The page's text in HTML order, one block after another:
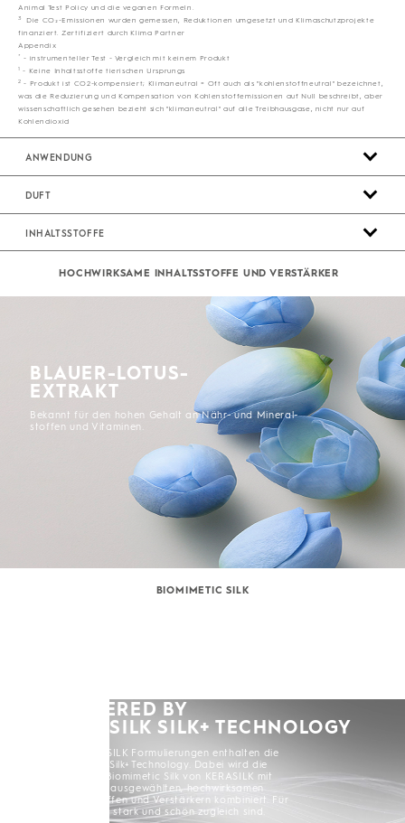
Animal Test Policy und die veganen Formeln.
3
Die CO₂-Emissionen wurden gemessen, Reduktionen umgesetzt und Klimaschutzprojekte
finanziert. Zertifiziert durch Klima Partner
Appendix
* - instrumenteller Test - Vergleich mit keinem Produkt
1 - Keine Inhaltsstoffe tierischen Ursprungs
2 - Produkt ist CO2-kompensiert; Klimaneutral = Oft auch als "kohlenstoffneutral" bezeichnet,
was die Reduzierung und Kompensation von Kohlenstoffemissionen auf Null beschreibt, aber
wissenschaftlich gesehen bezieht sich "klimaneutral" auf alle Treibhausgase, nicht nur auf
Kohlendioxid
ANWENDUNG
DUFT
INHALTSSTOFFE
HOCHWIRKSAME ​INHALTSSTOFFE ​UND ​VERSTÄRKER
BLAUER-LOTUS-
EXTRAKT
Bekannt für den hohen Gehalt an Nähr- und Mineral-
stoffen und Vitaminen.
BIOMIMETIC SILK
POWERED BY
KERASILK SILK+ TECHNOLOGY
Alle KERASILK Formulierungen enthalten die
KERASILK Silk+ Technology. Dabei wird die
exklusive Biomimetic Silk von KERASILK mit
sorgfältig ausgewählten, hochwirksamen
Inhaltsstoffen und Verstärkern kombiniert. Für
Haare, die stark und schön zugleich sind.